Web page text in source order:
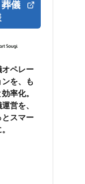
葬儀
オペレー
ンを、も
率化。
営を、
とスマー